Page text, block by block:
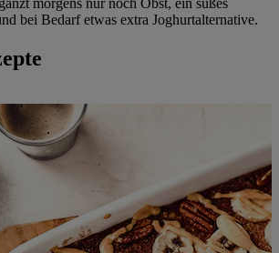
morgens nur noch Obst, ein süßes
bei Bedarf etwas extra Joghurtalternative.